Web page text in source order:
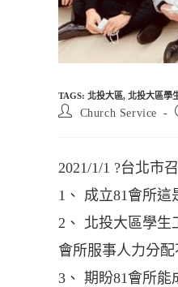
TAGS: 北投大區, 北投大區學
Post
Church Service
2021/1/1 ?台北市
1、 成立81會所
2、 北投大區學生
會所服事人力分
3、 期盼81會所能